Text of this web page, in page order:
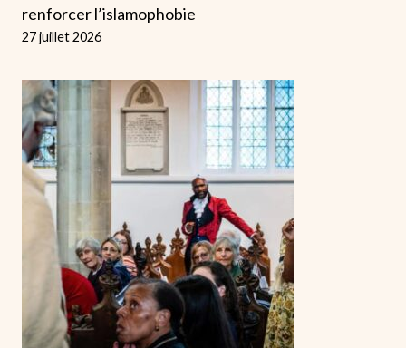
renforcer l’islamophobie
27 juillet 2026